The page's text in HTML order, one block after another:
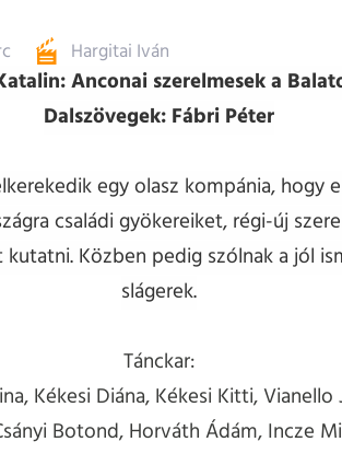
Hargitai Iván
Anconai szerelmesek a
Dalszövegek: Fábri Péter
egy olasz kompánia, hogy
családi gyökereiket, régi-új
Közben pedig szólnak a jól
slágerek.
Tánckar:
Kékesi Diána, Kékesi Kitti, Vianello
Botond, Horváth Ádám, Incze